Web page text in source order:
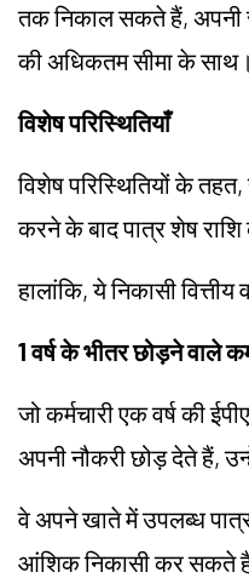
तक निकाल सकते हैं, अपनी
की अधिकतम सीमा के साथ।
विशेष परिस्थितियाँ
विशेष परिस्थितियों के
करने के बाद पात्र शेष
हालांकि, ये निकासी वित्तीय
1 वर्ष के भीतर छोड़ने वाले
जो कर्मचारी एक वर्ष की
अपनी नौकरी छोड़ देते हैं,
वे अपने खाते में उपलब्ध
आंशिक निकासी कर सकते